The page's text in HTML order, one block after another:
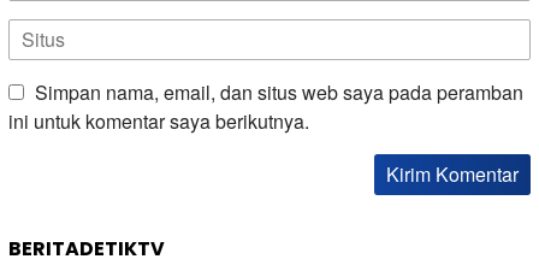
Simpan nama, email, dan situs web saya pada peramban
ini untuk komentar saya berikutnya.
BERITADETIKTV